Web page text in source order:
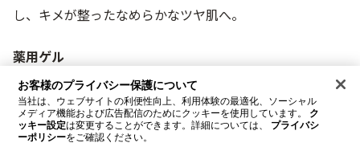
し、キメが整ったなめらかなツヤ肌へ。
薬用ゲル
センシティブEX
【医薬部外品】
販売名：シーラボ 薬用ACゲルSセンシティブEX
お客様のプライバシー保護について
当社は、ウェブサイトの利便性向上、利用体験の最適化、ソーシャル
メディア機能および広告配信のためにクッキーを使用しています。
ク
ッキー設定は変更することができます。詳細については、
プライバシ
ーポリシーをご確認ください。